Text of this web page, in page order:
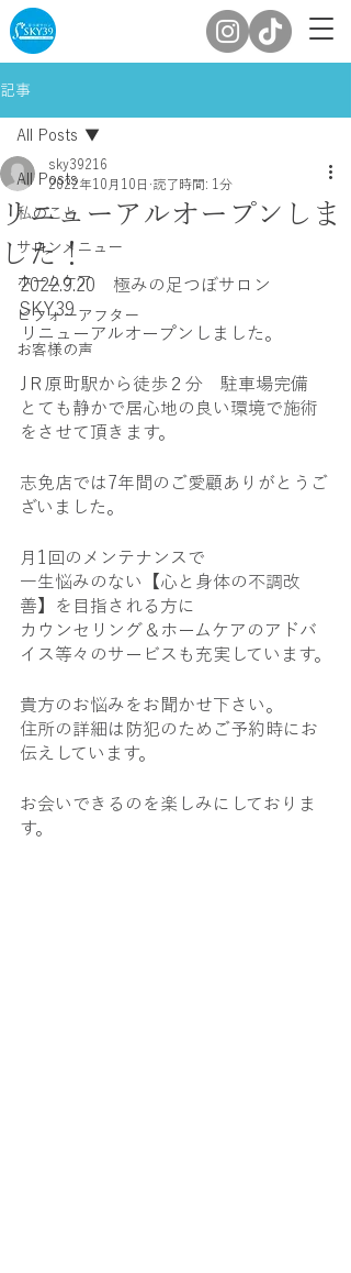
記事
All Posts
私のこと
サロンメニュー
ホームケア
ビフォーアフター
お客様の声
All Posts
リニューアルオープンしま
した！
sky39216
2022年10月10日 読了時間: 1分
2022.9.20　極みの足つぼサロン
SKY39
リニューアルオープンしました。
JＲ原町駅から徒歩２分　駐車場完備
とても静かで居心地の良い環境で施術
をさせて頂きます。
志免店では7年間のご愛顧ありがとうご
ざいました。
月1回のメンテナンスで
一生悩みのない【心と身体の不調改
善】を目指される方に
カウンセリング＆ホームケアのアドバ
イス等々のサービスも充実しています。
貴方のお悩みをお聞かせ下さい。
住所の詳細は防犯のためご予約時にお
伝えしています。
お会いできるのを楽しみにしておりま
す。